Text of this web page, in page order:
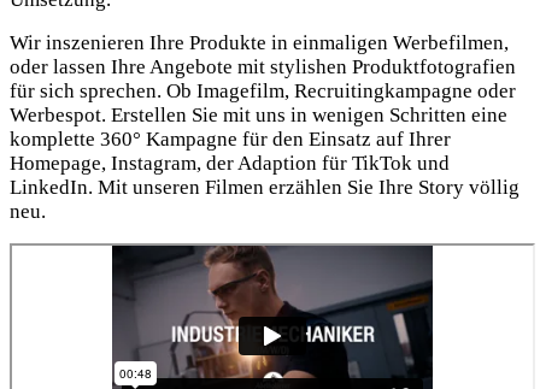
Wir inszenieren Ihre Produkte in einmaligen Werbefilmen,
oder lassen Ihre Angebote mit stylishen Produktfotografien
für sich sprechen. Ob Imagefilm, Recruitingkampagne oder
Werbespot. Erstellen Sie mit uns in wenigen Schritten eine
komplette 360° Kampagne für den Einsatz auf Ihrer
Homepage, Instagram, der Adaption für TikTok und
LinkedIn. Mit unseren Filmen erzählen Sie Ihre Story völlig
neu.